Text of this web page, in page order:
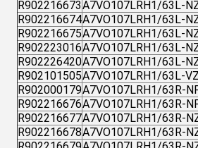
R902216673A7VO107LRH1/63L-
R902216674A7VO107LRH1/63L-
R902216675A7VO107LRH1/63L-
R902223016A7VO107LRH1/63L-
R902226420A7VO107LRH1/63L-
R902101505A7VO107LRH1/63L-
R902000179A7VO107LRH1/63R-
R902216676A7VO107LRH1/63R-
R902216677A7VO107LRH1/63R-
R902216678A7VO107LRH1/63R-